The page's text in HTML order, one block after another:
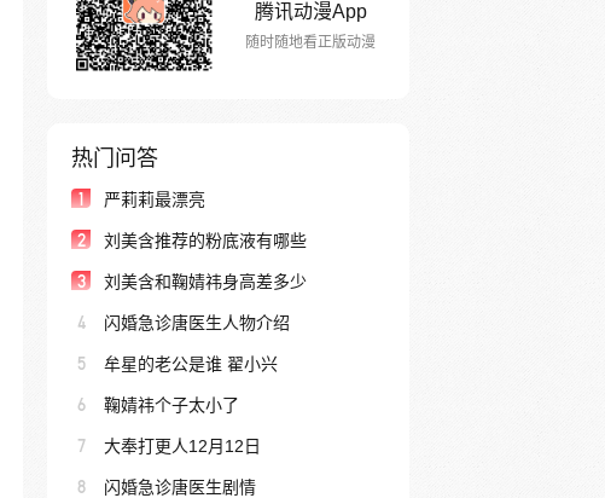
腾讯动漫App
随时随地看正版动漫
热门问答
1 严莉莉最漂亮
2 刘美含推荐的粉底液有哪些
3 刘美含和鞠婧祎身高差多少
4 闪婚急诊唐医生人物介绍
5 牟星的老公是谁 翟小兴
6 鞠婧祎个子太小了
7 大奉打更人12月12日
8 闪婚急诊唐医生剧情